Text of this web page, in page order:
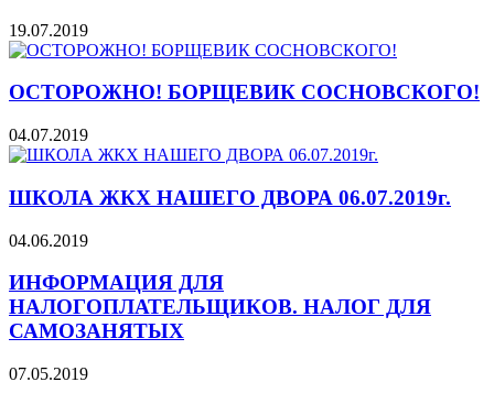
19.07.2019
ОСТОРОЖНО! БОРЩЕВИК СОСНОВСКОГО!
04.07.2019
ШКОЛА ЖКХ НАШЕГО ДВОРА 06.07.2019г.
04.06.2019
ИНФОРМАЦИЯ ДЛЯ
НАЛОГОПЛАТЕЛЬЩИКОВ. НАЛОГ ДЛЯ
САМОЗАНЯТЫХ
07.05.2019